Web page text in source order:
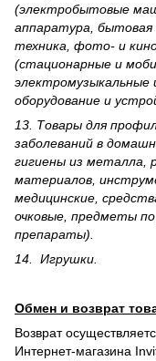
(электробытовые
аппаратура,
техника, фото- и
(стационарные и
оборудование и
13. Товары для
заболеваний в
гигиены из металла,
материалов,
медицинские,
очковые, предметы
препараты).
14. Игрушки.
Обмен и возврат
Возврат
Интернет-магазина